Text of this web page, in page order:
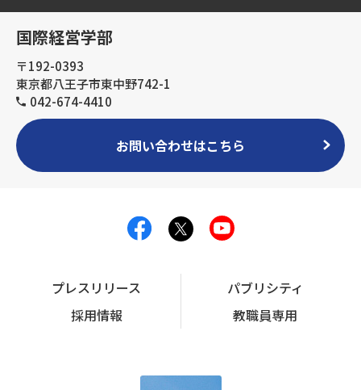
国際経営学部
〒192-0393
東京都八王子市東中野742-1
042-674-4410
お問い合わせはこちら
プレスリリース
パブリシティ
採用情報
教職員専用